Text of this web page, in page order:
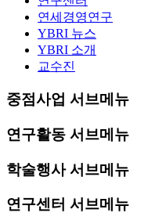
연세경영연구
YBRI 뉴스
YBRI 소개
교수진
중점사업 서브메뉴
연구활동 서브메뉴
학술행사 서브메뉴
연구센터 서브메뉴